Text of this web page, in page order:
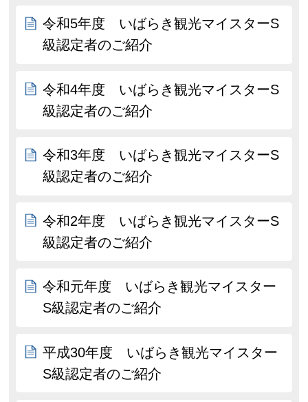
令和5年度 いばらき観光マイスターS
級認定者のご紹介
令和4年度 いばらき観光マイスターS
級認定者のご紹介
令和3年度 いばらき観光マイスターS
級認定者のご紹介
令和2年度 いばらき観光マイスターS
級認定者のご紹介
令和元年度 いばらき観光マイスター
S級認定者のご紹介
平成30年度 いばらき観光マイスター
S級認定者のご紹介